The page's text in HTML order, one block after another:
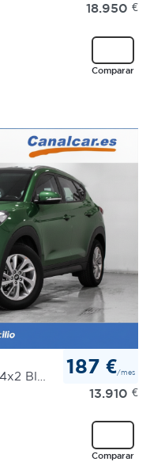
18.950 €
Comparar
187 €/mes
13.910 €
Comparar